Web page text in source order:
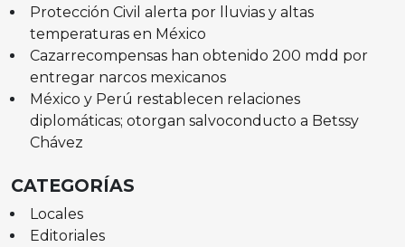
Protección Civil alerta por lluvias y altas
temperaturas en México
Cazarrecompensas han obtenido 200 mdd por
entregar narcos mexicanos
México y Perú restablecen relaciones
diplomáticas; otorgan salvoconducto a Betssy
Chávez
CATEGORÍAS
Locales
Editoriales